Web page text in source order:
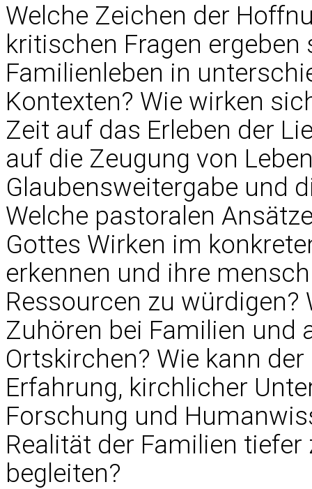
Welche Zeichen der
kritischen Fragen
Familienleben in
Kontexten? Wie wirken
Zeit auf das Erleben der
auf die Zeugung von
Glaubensweitergabe und
Welche pastoralen
Gottes Wirken im
erkennen und ihre
Ressourcen zu
Zuhören bei Familien und
Ortskirchen? Wie kann
Erfahrung, kirchlicher
Forschung und
Realität der Familien
begleiten?